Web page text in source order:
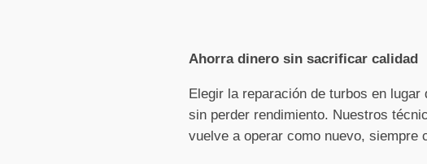
Ahorra dinero sin sacrificar calidad
Elegir la reparación de turbos en
sin perder rendimiento. Nuestros
vuelve a operar como nuevo, siempre